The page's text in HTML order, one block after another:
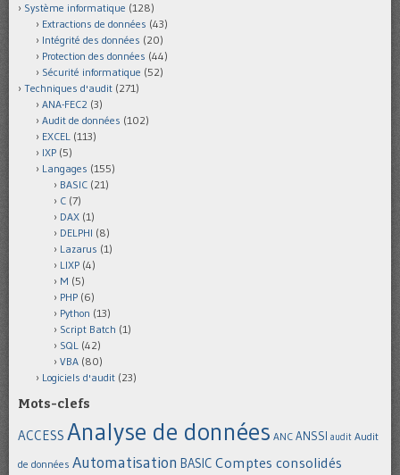
Système informatique (128)
Extractions de données (43)
Intégrité des données (20)
Protection des données (44)
Sécurité informatique (52)
Techniques d'audit (271)
ANA-FEC2 (3)
Audit de données (102)
EXCEL (113)
IXP (5)
Langages (155)
BASIC (21)
C (7)
DAX (1)
DELPHI (8)
Lazarus (1)
LIXP (4)
M (5)
PHP (6)
Python (13)
Script Batch (1)
SQL (42)
VBA (80)
Logiciels d'audit (23)
Mots-clefs
ACCESS Analyse de données ANC ANSSI audit Audit
de données Automatisation BASIC Comptes consolidés